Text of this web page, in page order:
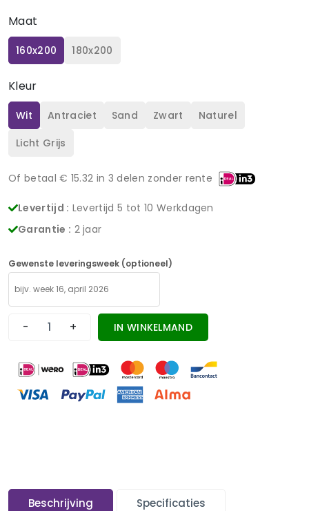
Maat
160x200 180x200
Kleur
Wit Antraciet Sand Zwart
Naturel
Licht Grijs
Of betaal € 15.32 in 3 delen zonder rente
Levertijd : Levertijd 5 tot 10 Werkdagen
Garantie : 2 jaar
Gewenste leveringsweek (optioneel)
- + IN WINKELMAND
Beschrijving Specificaties